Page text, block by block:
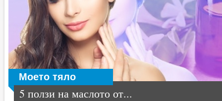
Моето тяло
5 ползи на маслото от...